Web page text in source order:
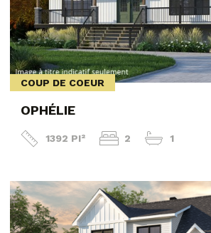
COUP DE COEUR
OPHÉLIE
1392 PI² 2 1